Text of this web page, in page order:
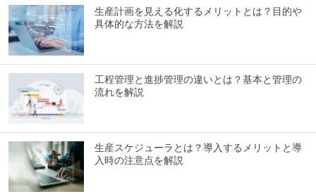
生産計画を見える化するメリットとは？目的や
具体的な方法を解説
工程管理と進捗管理の違いとは？基本と管理の
流れを解説
生産スケジューラとは？導入するメリットと導
入時の注意点を解説